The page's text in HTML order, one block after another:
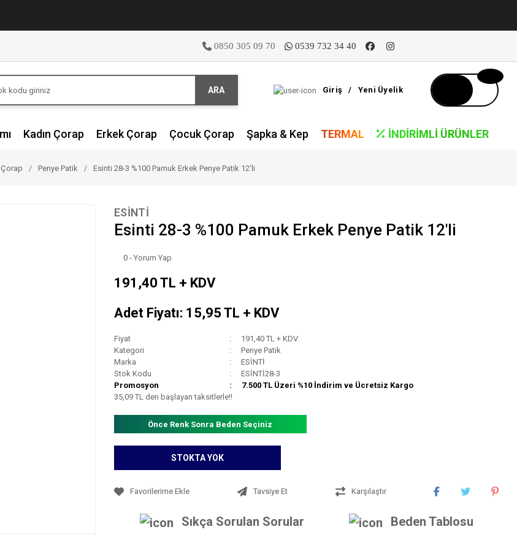
0850 305 09 70 0539 732 34 40
ARA Giriş / Yeni Üyelik
Kadın Çorap Erkek Çorap Çocuk Çorap Şapka & Kep TERMAL İNDIRIMLI ÜRÜNLER
Penye Patik Esinti 28-3 %100 Pamuk Erkek Penye Patik 12'li
ESİNTİ
Esinti 28-3 %100 Pamuk Erkek Penye Patik 12'li
0 - Yorum Yap
191,40 TL + KDV
Adet Fiyatı: 15,95 TL + KDV
Fiyat
191,40 TL + KDV
Kategori
Penye Patik
Marka
ESİNTİ
Stok Kodu
ESİNTİ28-3
Promosyon
7.500 TL Üzeri %10 İndirim ve Ücretsiz Kargo
35,09 TL den başlayan taksitlerle!!
Önce Renk Sonra Beden Seçiniz
STOKTA YOK
Tavsiye Et Karşılaştır
Sıkça Sorulan Sorular Beden Tablosu